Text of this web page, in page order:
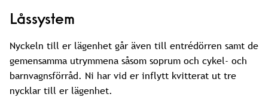
Låssystem
Nyckeln till er lägenhet går även till entrédörren samt de
gemensamma utrymmena såsom soprum och cykel- och
barnvagnsförråd. Ni har vid er inflytt kvitterat ut tre
nycklar till er lägenhet.